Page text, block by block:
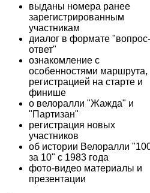
выданы номера ранее
зарегистрированным
участникам
диалог в формате "вопрос-
ответ"
ознакомление с
особенностями маршрута,
регистрацией на старте и
финише
о велоралли "Жажда" и
"Партизан"
регистрация новых
участников
об истории Велоралли
за 10" с 1983 года
фото-видео материалы и
презентации